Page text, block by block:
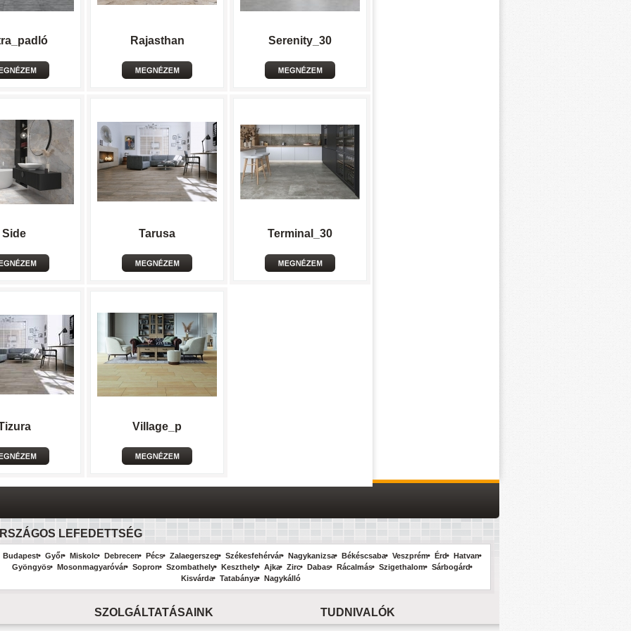
Rajasthan Serenity_30
Side Tarusa Terminal_30
Village_p
LEFEDETTSÉG
Budapest Győr Miskolc Debrecen Pécs Zalaegerszeg Székesfehérvár Nagykanizsa Békéscsaba Veszprém Érd
Hatvan
Gyöngyös
Mosonmagyaróvár Sopron Szombathely Keszthely Ajka Zirc Dabas Rácalmás Szigethalom
Sárbogárd
Kisvárda
Tatabánya Nagykálló
SZOLGÁLTATÁSAINK TUDNIVALÓK